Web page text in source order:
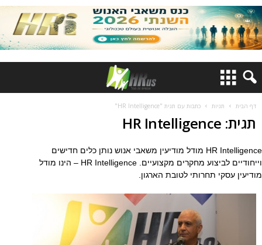
דף הבית תגיות כתבות עם תגית "HR Intelligence"
תגית: HR Intelligence
HR Intelligence מודל מודיעין משאבי אנוש נותן כלים חדישים
וייחודיים לביצוע מחקרים מקצועיים. HR Intelligence – הינו מודל
מודיעין עסקי תחרותי לטובת הארגון.